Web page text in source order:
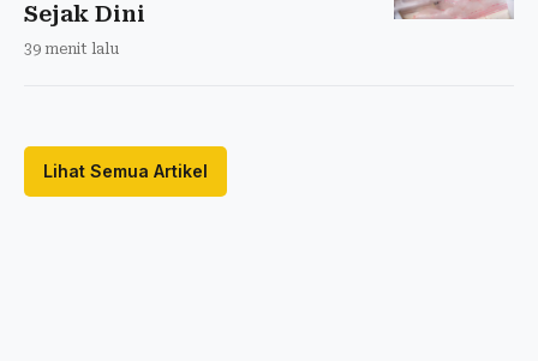
Sejak Dini
39 menit lalu
Lihat Semua Artikel